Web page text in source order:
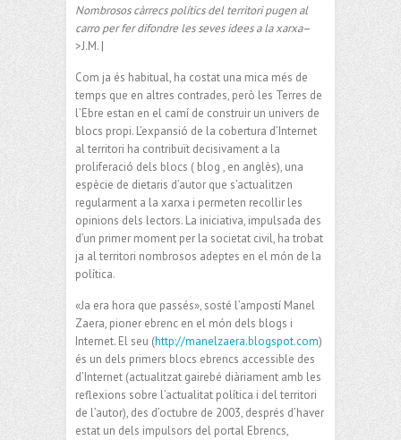
Nombrosos càrrecs polítics del territori pugen al
carro per fer difondre les seves idees a la xarxa–
>J.M. |
Com ja és habitual, ha costat una mica més de
temps que en altres contrades, però les Terres de
l’Ebre estan en el camí de construir un univers de
blocs propi. L’expansió de la cobertura d’Internet
al territori ha contribuït decisivament a la
proliferació dels blocs ( blog , en anglès), una
espècie de dietaris d’autor que s’actualitzen
regularment a la xarxa i permeten recollir les
opinions dels lectors. La iniciativa, impulsada des
d’un primer moment per la societat civil, ha trobat
ja al territori nombrosos adeptes en el món de la
política.
«Ja era hora que passés», sosté l’ampostí Manel
Zaera, pioner ebrenc en el món dels blogs i
Internet. El seu (http://manelzaera.blogspot.com)
és un dels primers blocs ebrencs accessible des
d’Internet (actualitzat gairebé diàriament amb les
reflexions sobre l’actualitat política i del territori
de l’autor), des d’octubre de 2003, després d’haver
estat un dels impulsors del portal Ebrencs,